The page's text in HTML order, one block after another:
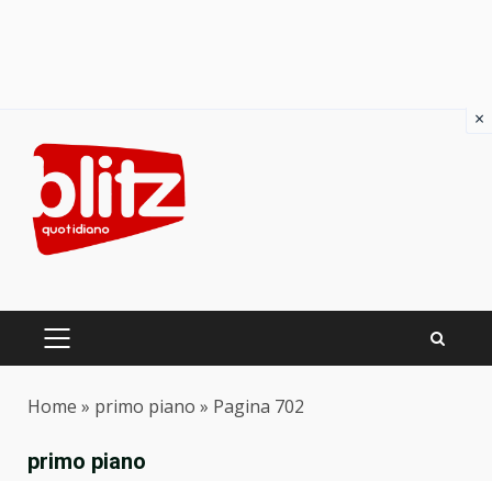
content
PRIMARY
Home » primo piano » Pagina 702
primo piano
×